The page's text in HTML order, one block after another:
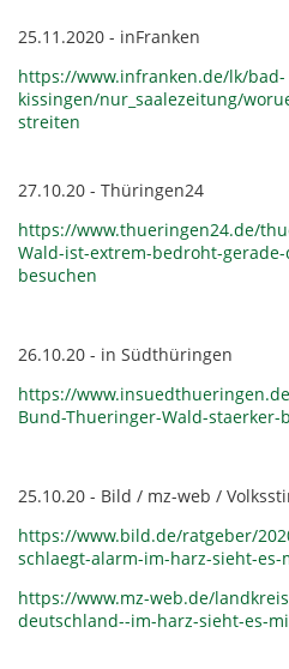
25.11.2020 - inFranken
https://www.infranken.de/lk/bad-
kissingen/nur_saalezeitung/
streiten
27.10.20 - Thüringen24
https://www.thueringen24.de/
Wald-ist-extrem-bedroht-
besuchen
26.10.20 - in Südthüringen
https://
Bund-Thueringer-Wald-staerker-
25.10.20 - Bild / mz-web /
https://www.bild.de/ratgeber/
schlaegt-alarm-im-harz-sieht-
https://www.mz-web.de/
deutschland--im-harz-sieht-es-